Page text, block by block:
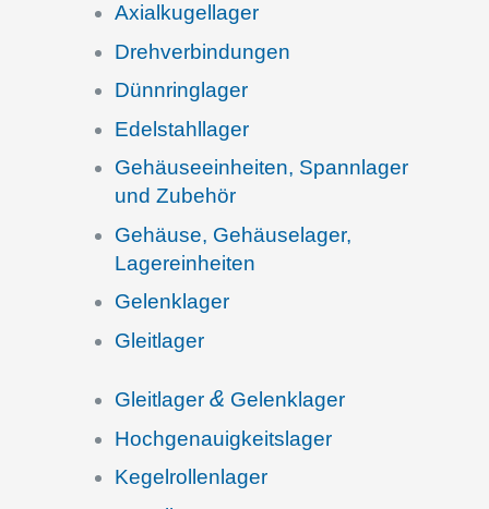
Axial­ku­gel­la­ger
Drehver­bin­dun­gen
Dünnring­la­ger
Edelstahl­la­ger
Gehäu­se­ein­hei­ten, Spann­la­ger
und Zubehör
Gehäuse, Gehäu­se­la­ger,
Lagereinheiten
Gelenk­la­ger
Gleit­la­ger
Gleit­la­ger & Gelenklager
Hochge­nau­ig­keits­la­ger
Kegel­rol­len­la­ger